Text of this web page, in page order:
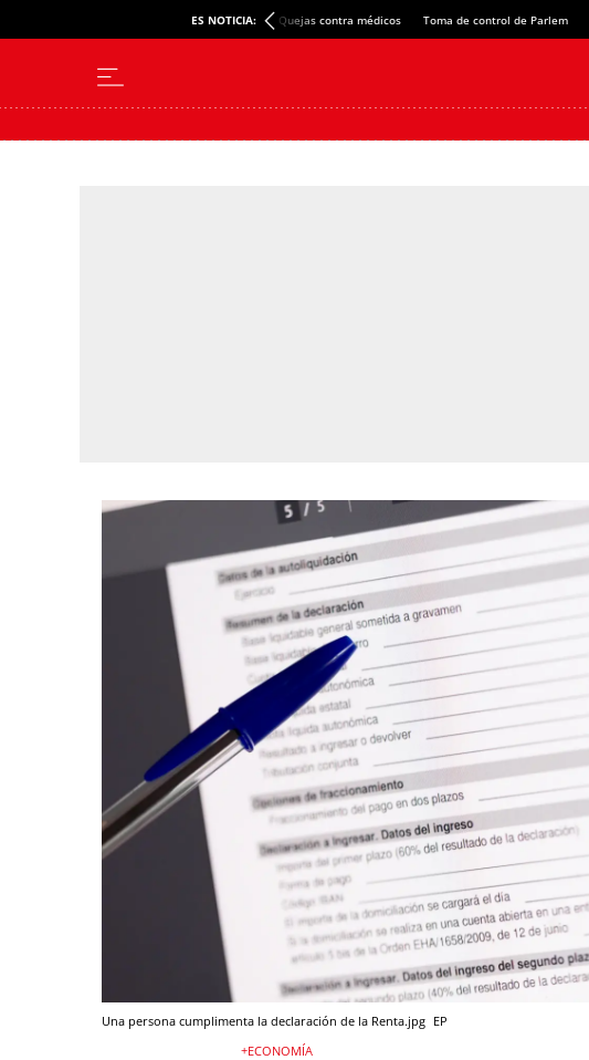
ES NOTICIA: Quejas contra médicos Toma de control de Parlem
Una persona cumplimenta la declaración de la Renta.jpg EP
+ECONOMÍA